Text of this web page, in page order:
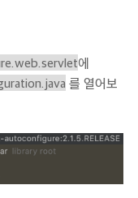
에
를 열어보